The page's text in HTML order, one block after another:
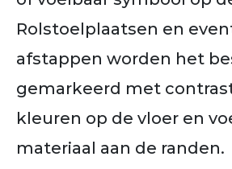
Rolstoelplaatsen en
afstappen worden het
gemarkeerd met
kleuren op de vloer en
materiaal aan de randen.